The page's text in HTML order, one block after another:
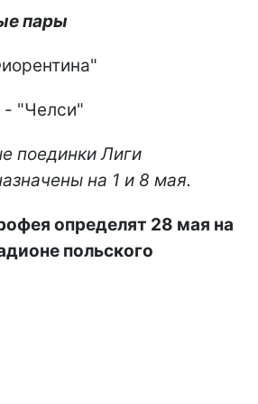
пары
"Челси"
поединки Лиги
на 1 и 8 мая.
определят 28 мая на
польского